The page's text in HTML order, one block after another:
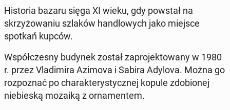
His­to­ria bazaru sięga XI wieku, gdy powstał na
skrzyżowa­niu szlaków hand­lowych jako miejsce
spotkań kupców.
Współczes­ny budynek został za­pro­jek­towany w 1980
r. przez Vladimi­ra Azimova i Sabira Adylova. Można go
rozpoz­nać po charak­terysty­cznej kopule zdo­bionej
niebieską mozaiką z or­na­mentem.